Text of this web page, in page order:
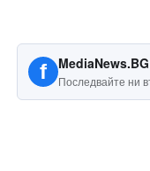
f MediaNews.BG
Последвайте ни